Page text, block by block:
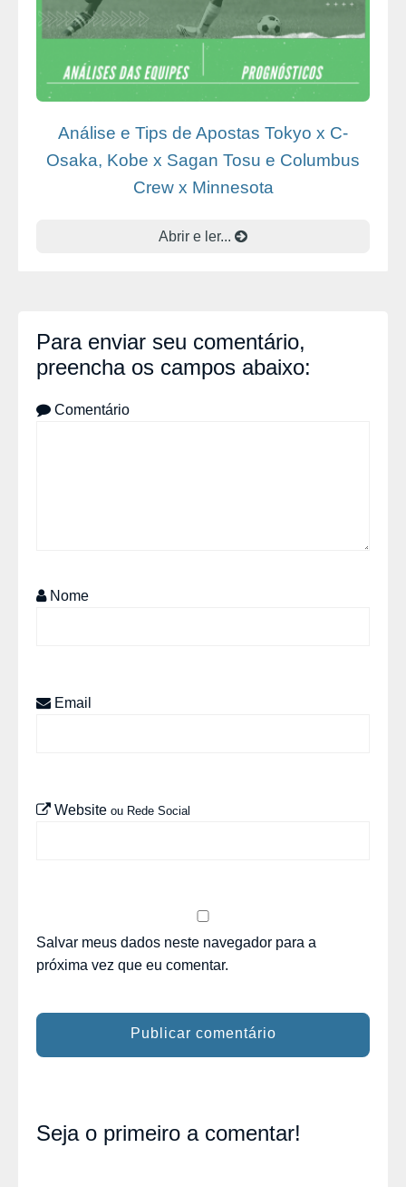
Análise e Tips de Apostas Tokyo x C-
Osaka, Kobe x Sagan Tosu e Columbus
Crew x Minnesota
Abrir e ler...
Para enviar seu comentário,
preencha os campos abaixo:
Comentário
Nome
Email
Website ou Rede Social
Salvar meus dados neste navegador para a
próxima vez que eu comentar.
Seja o primeiro a comentar!